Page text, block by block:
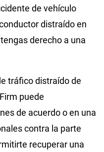
de vehículo
distraído en
derecho a una
tráfico distraído de
puede
de acuerdo o en una
contra la parte
recuperar una